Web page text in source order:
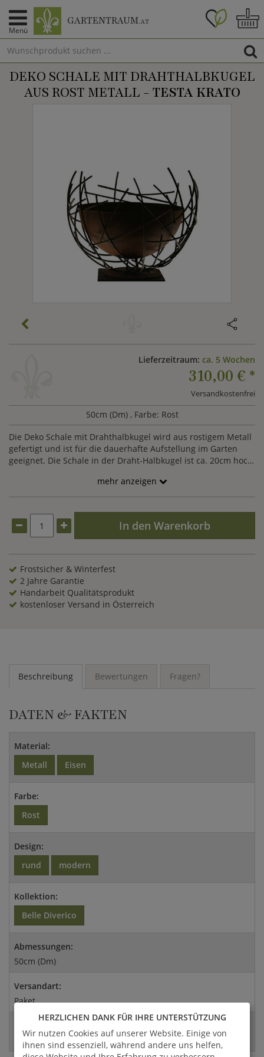
Menü
GARTENTRAUM.AT
DEKO SCHALE MIT DRAHTHALBKUGEL
AUS ROST METALL - TESTA KRATO
Lieferzeitraum: ca. 5 Wochen
310,00 € *
Versandkostenfrei
50cm (Dm) , Farbe: Rost
Die Deko Schale mit Drahthalbkugel wird aus rostigem Metall
gefertigt und ist für die dauerhafte Aufstellung im Garten
geeignet. Die Schale in der Draht-Halbkugel ist ca. 20cm hoch
mehr anzeigen
In den Warenkorb
Frostsicher & Winterfest
2 Jahre Garantie
Handarbeit Qualitätsprodukt
kostenloser Versand in Österreich
Beschreibung Bewertungen Fragen?
DATEN & FAKTEN
Material:
Metall
Eisen
Farbe:
Rost
Design:
rund
modern
Kollektion:
Belle Diverico
Abmessungen:
50cm (Dm)
Versandart:
Paket
4056026256224
HERZLICHEN DANK FÜR IHRE UNTERSTÜTZUNG
Wir nutzen Cookies auf unserer Website. Einige von
ihnen sind essenziell, während andere uns helfen,